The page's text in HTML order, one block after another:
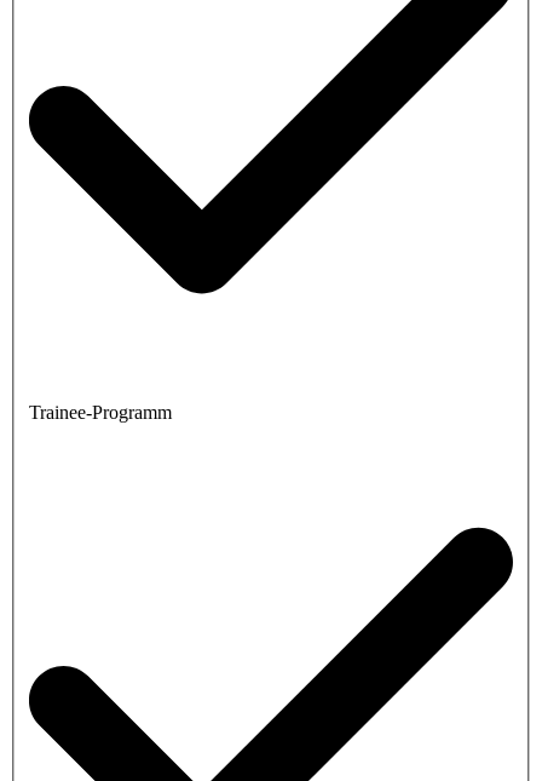
Trainee-Programm